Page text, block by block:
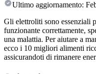
Ultimo aggiornamento:
Gli elettroliti sono essenziali
funzionante correttamente,
una malattia. Per aiutare a
ecco i 10 migliori alimenti
assicurandoti di rimanere